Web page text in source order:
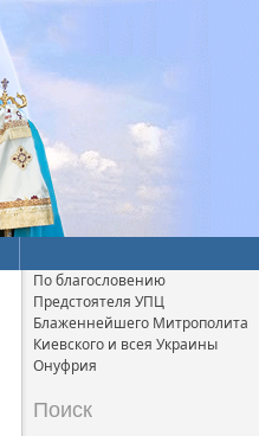
По благословению
Предстоятеля УПЦ
Блаженнейшего Митрополита
Киевского и всея Украины
Онуфрия
Поиск